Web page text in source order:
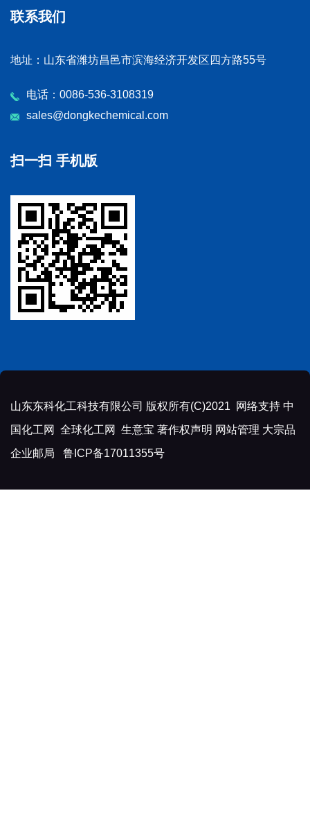
联系我们
地址：山东省潍坊昌邑市滨海经济开发区四方路55号
电话：0086-536-3108319
sales@dongkechemical.com
扫一扫 手机版
山东东科化工科技有限公司 版权所有(C)2021 网络支持 中
国化工网
全球化工网 生意宝 著作权声明 网站管理 大宗品
企业邮局
鲁ICP备17011355号